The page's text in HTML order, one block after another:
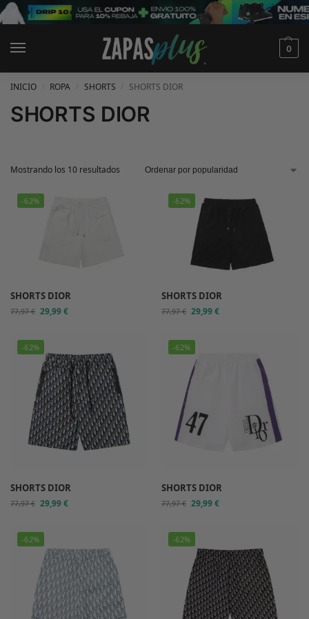
0
INICIO ROPA SHORTS SHORTS DIOR
SHORTS DIOR
Mostrando los 10 resultados
-62%
SHORTS DIOR
77,97€ 29,99€
-62%
SHORTS DIOR
77,97€ 29,99€
-62%
SHORTS DIOR
77,97€ 29,99€
-62%
SHORTS DIOR
77,97€ 29,99€
-62% -62%